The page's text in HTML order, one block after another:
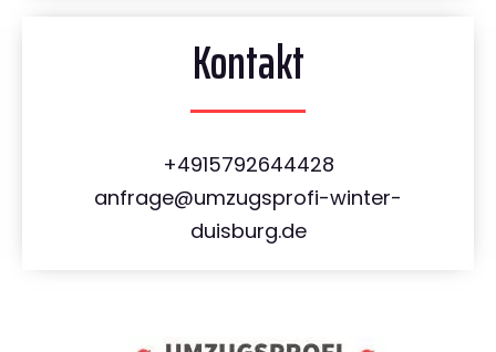
Kontakt
+4915792644428
anfrage@umzugsprofi-winter-
duisburg.de